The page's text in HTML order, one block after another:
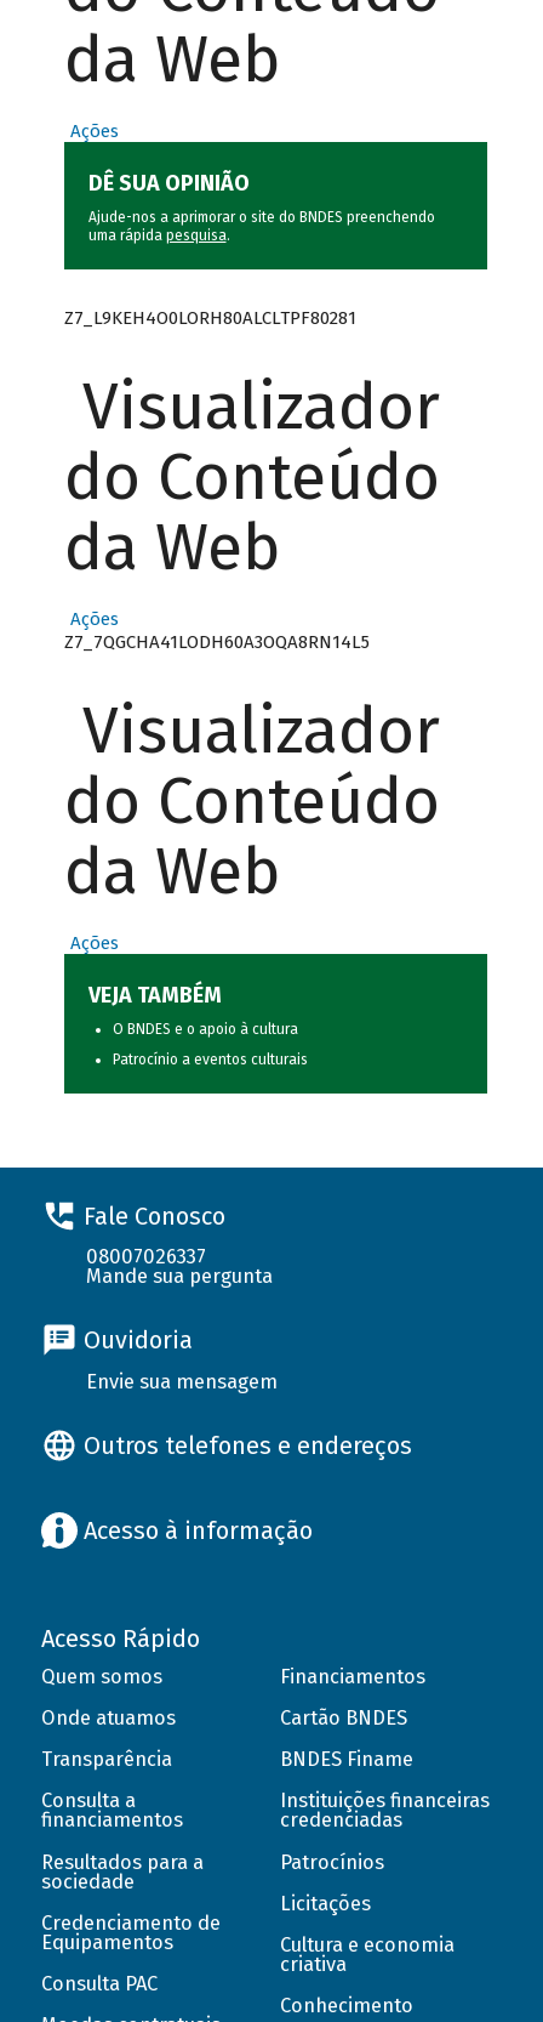
da Web
Ações
DÊ SUA OPINIÃO
Ajude-nos a aprimorar o site do BNDES preenchendo
uma rápida pesquisa.
Z7_L9KEH4O0LORH80ALCLTPF80281
Visualizador
do Conteúdo
da Web
Ações
Z7_7QGCHA41LODH60A3OQA8RN14L5
Visualizador
do Conteúdo
da Web
Ações
VEJA TAMBÉM
O BNDES e o apoio à cultura
Patrocínio a eventos culturais
Fale Conosco
08007026337
Mande sua pergunta
Ouvidoria
Envie sua mensagem
Outros telefones e endereços
Acesso à informação
Acesso Rápido
Quem somos
Onde atuamos
Transparência
Consulta a
financiamentos
Resultados para a
sociedade
Credenciamento de
Equipamentos
Consulta PAC
Financiamentos
Cartão BNDES
BNDES Finame
Instituições financeiras
credenciadas
Patrocínios
Licitações
Cultura e economia
criativa
Conhecimento